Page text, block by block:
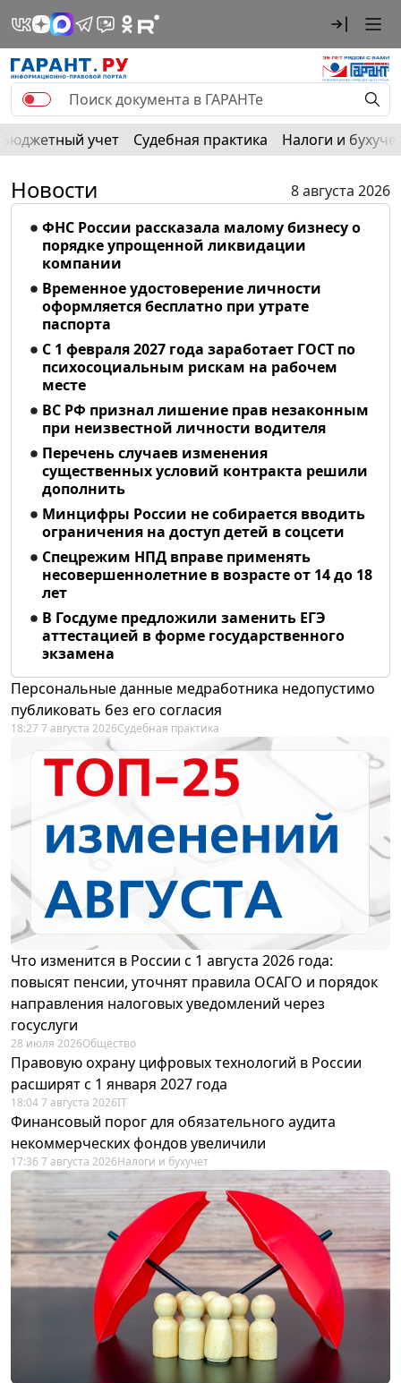
Бюджетный учет Судебная практика Налоги и
Новости
8 августа 2026
ФНС России рассказала малому бизнесу о
порядке упрощенной ликвидации
компании
Временное удостоверение личности
оформляется бесплатно при утрате
паспорта
С 1 февраля 2027 года заработает ГОСТ по
психосоциальным рискам на рабочем
месте
ВС РФ признал лишение прав незаконным
при неизвестной личности водителя
Перечень случаев изменения
существенных условий контракта решили
дополнить
Минцифры России не собирается вводить
ограничения на доступ детей в соцсети
Спецрежим НПД вправе применять
несовершеннолетние в возрасте от 14 до 18
лет
В Госдуме предложили заменить ЕГЭ
аттестацией в форме государственного
экзамена
Персональные данные медработника недопустимо
публиковать без его согласия
18:27 7 августа 2026Судебная практика
Что изменится в России с 1 августа 2026 года:
повысят пенсии, уточнят правила ОСАГО и порядок
направления налоговых уведомлений через
госуслуги
28 июля 2026Общество
Правовую охрану цифровых технологий в России
расширят с 1 января 2027 года
18:04 7 августа 2026IT
Финансовый порог для обязательного аудита
некоммерческих фондов увеличили
17:36 7 августа 2026Налоги и бухучет